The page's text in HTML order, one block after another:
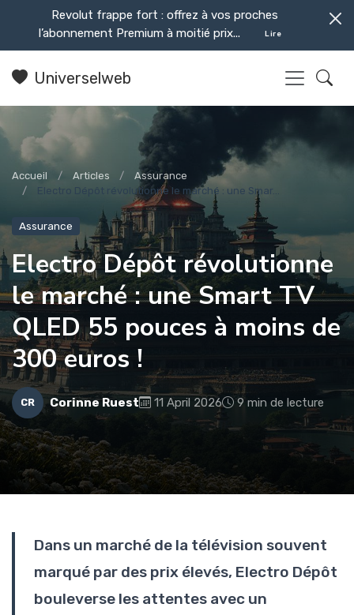
Revolut frappe fort : offrez à vos proches
l’abonnement Premium à moitié prix...
Lire
Universelweb
Accueil Articles
Assurance
Electro Dépôt révolutionne le marché : une Smar...
Assurance
Electro Dépôt révolutionne
le marché : une Smart TV
QLED 55 pouces à moins de
300 euros !
CR Corinne Ruest 11 April 2026 9 min de lecture
Dans un marché de la télévision souvent
marqué par des prix élevés, Electro Dépôt
bouleverse les attentes avec un